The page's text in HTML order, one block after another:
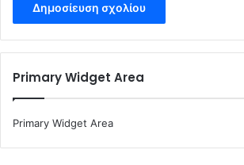
Primary Widget Area
Primary Widget Area